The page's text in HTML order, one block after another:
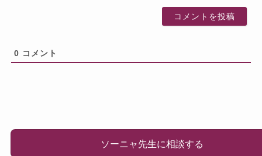
0 コメント
ソーニャ先生に相談する